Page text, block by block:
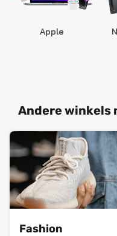
Apple
Andere winkels
Fashion